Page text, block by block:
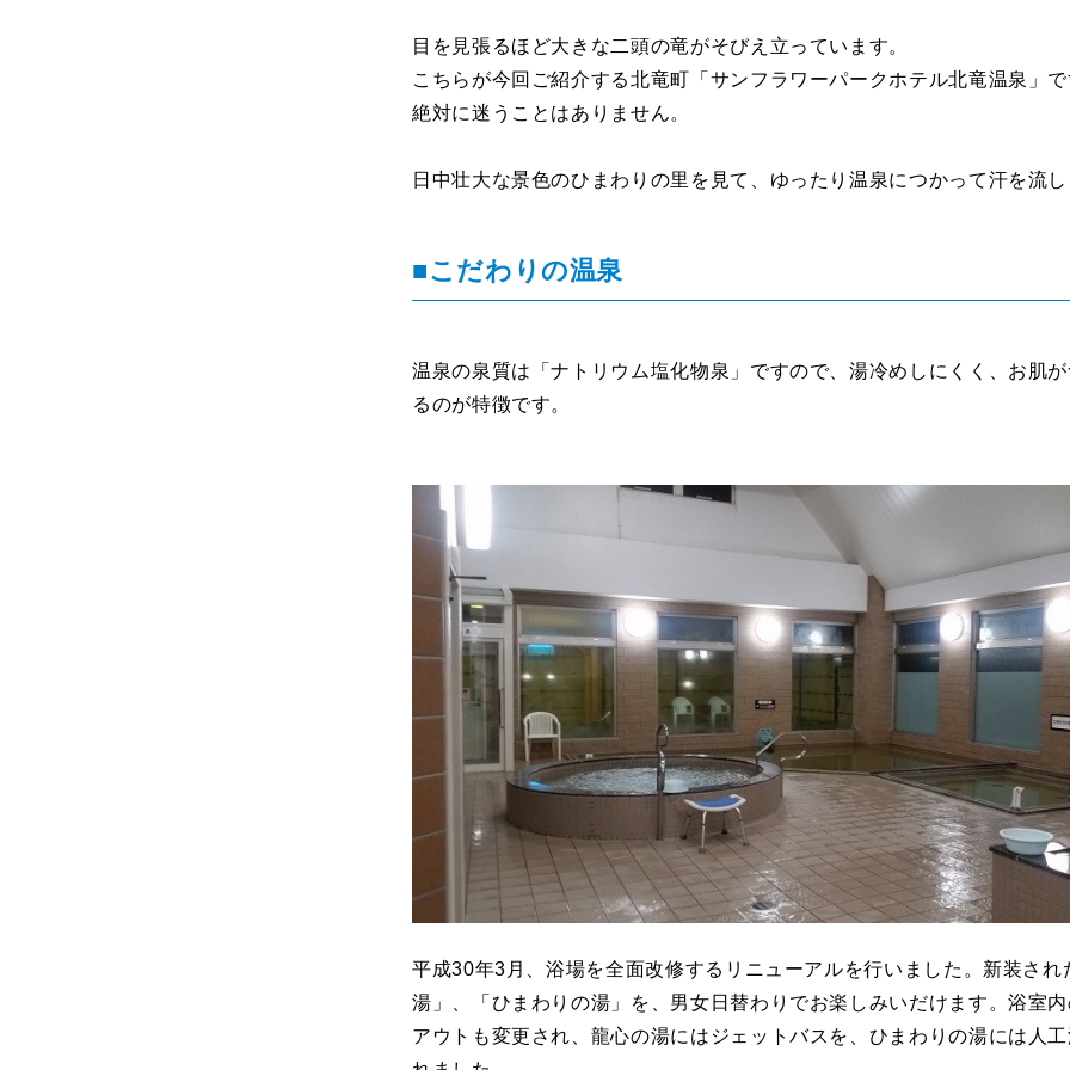
目を見張るほど大きな二頭の竜がそびえ立っています。
こちらが今回ご紹介する北竜町「サンフラワーパークホテル北竜温泉」
絶対に迷うことはありません。
日中壮大な景色のひまわりの里を見て、ゆったり温泉につかって汗を流
■こだわりの温泉
温泉の泉質は「ナトリウム塩化物泉」ですので、湯冷めしにくく、お肌
るのが特徴です。
平成30年3月、浴場を全面改修するリニューアルを行いました。新装され
湯」、「ひまわりの湯」を、男女日替わりでお楽しみいだけます。浴室
アウトも変更され、龍心の湯にはジェットバスを、ひまわりの湯には人